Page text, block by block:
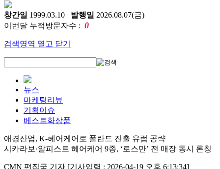
창간일 1999.03.10 발행일 2026.08.07(금)
이번달 누적방문자수 : 0
검색영역 열고 닫기
뉴스
마케팅리뷰
기획이슈
베스트화장품
애경산업, K-헤어케어로 폴란드 진출 유럽 공략
시카라보·알피스트 헤어케어 9종, ‘로스만’ 전 매장 동시 론칭
CMN 편집국 기자 [기사입력 : 2026-04-19 오후 6:13:34]